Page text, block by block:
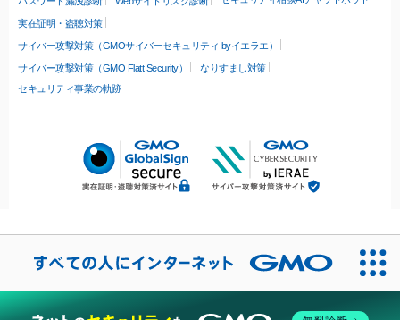
実在証明・盗聴対策
サイバー攻撃対策（GMOサイバーセキュリティ byイエラエ）
サイバー攻撃対策（GMO Flatt Security）
なりすまし対策
セキュリティ事業の軌跡